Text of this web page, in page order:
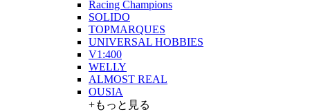
Racing Champions
SOLIDO
TOPMARQUES
UNIVERSAL HOBBIES
V1:400
WELLY
ALMOST REAL
OUSIA
+もっと見る